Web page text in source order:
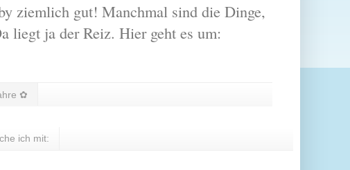
ziemlich gut! Manchmal sind die Dinge,
liegt ja der Reiz. Hier geht es um:
✿
ich mit: